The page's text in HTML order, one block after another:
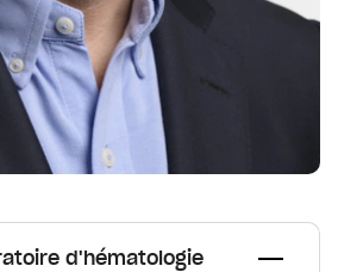
d'hématologie